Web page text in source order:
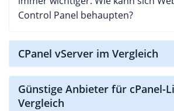
Control Panel behaupten?
CPanel vServer im Vergleich
Günstige Anbieter für cPanel-
Vergleich